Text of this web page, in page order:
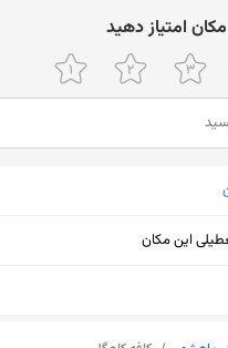
اﻣﺘﯿﺎز دﻫﯿﺪ
این مکان